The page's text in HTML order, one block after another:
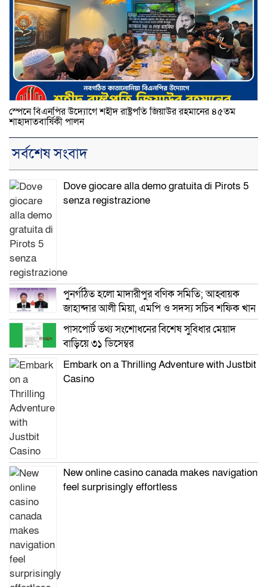
স্পেনে বিএনপির উদ্যোগে শহীদ রাষ্ট্রপতি জিয়াউর রহমানের ৪৫তম
শাহাদাতবার্ষিকী পালন
সর্বশেষ সংবাদ
Dove giocare alla demo gratuita di Pirots 5
senza registrazione
পুনর্গঠিত হলো মাদারীপুর বণিক সমিতি; আহ্বায়ক
জাহান্দার আলী মিয়া, এমপি ও সদস্য সচিব শফিক খান
পাসপোর্ট তথ্য সংশোধনের বিশেষ সুবিধার মেয়াদ
বাড়িয়ে ৩১ ডিসেম্বর
Embark on a Thrilling Adventure with Justbit
Casino
New online casino canada makes navigation
feel surprisingly effortless